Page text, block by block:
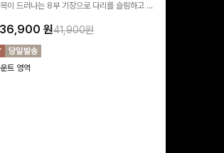
이 드러나는 8부 기장으로 다리를 슬림하고 길
36,900 원41,900원
트 영역